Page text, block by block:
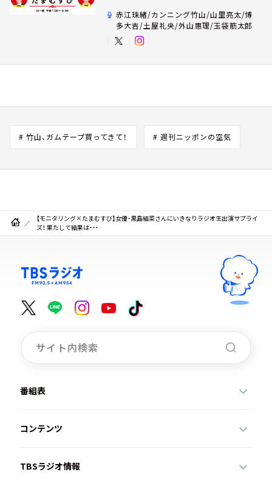
赤江珠緒/カンニング竹山/山里亮太/博
多大吉/土屋礼央/外山惠理/玉袋筋太郎
# 竹山、ガムテープ買ってきて！ # 週刊ニッポンの空気
【モニタリング×たまむすび】女優・黒島結菜さんにいきなりラジオ生出演サプライ
ズ！ 果たして結果は・・・
番組表
コンテンツ
TBSラジオ情報